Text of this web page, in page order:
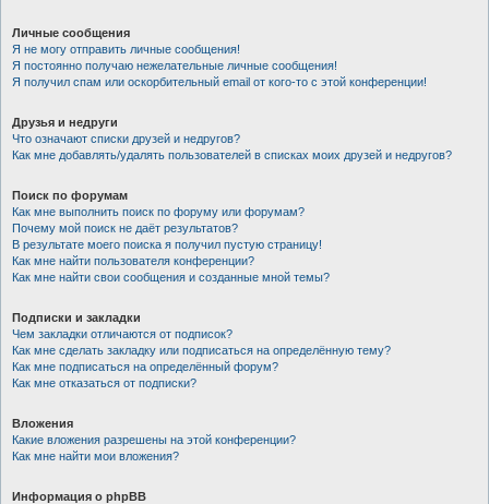
Личные сообщения
Я не могу отправить личные сообщения!
Я постоянно получаю нежелательные личные сообщения!
Я получил спам или оскорбительный email от кого-то с этой конференции!
Друзья и недруги
Что означают списки друзей и недругов?
Как мне добавлять/удалять пользователей в списках моих друзей и недругов?
Поиск по форумам
Как мне выполнить поиск по форуму или форумам?
Почему мой поиск не даёт результатов?
В результате моего поиска я получил пустую страницу!
Как мне найти пользователя конференции?
Как мне найти свои сообщения и созданные мной темы?
Подписки и закладки
Чем закладки отличаются от подписок?
Как мне сделать закладку или подписаться на определённую тему?
Как мне подписаться на определённый форум?
Как мне отказаться от подписки?
Вложения
Какие вложения разрешены на этой конференции?
Как мне найти мои вложения?
Информация о phpBB